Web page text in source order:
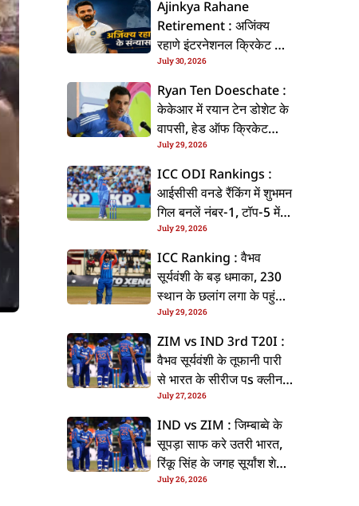
Ajinkya Rahane
Retirement : अजिंक्य
रहाणे इंटरनेशनल क्रिकेट से
ललें संन्यास, सोशल मीडिया
पs पोस्ट कs के कइलें एलान
July 30, 2026
Ryan Ten Doeschate :
केकेआर में रयान टेन डोशेट के
वापसी, हेड ऑफ क्रिकेट
स्ट्रेटजी के जिम्मेदारी संभरिहें
July 29, 2026
ICC ODI Rankings :
आईसीसी वनडे रैंकिंग में शुभमन
गिल बनलें नंबर-1, टॉप-5 में
भारत के तीन बल्लेबाज
July 29, 2026
ICC Ranking : वैभव
सूर्यवंशी के बड़ धमाका, 230
स्थान के छलांग लगा के पहुंचलें
48वां नंबर पs
July 29, 2026
ZIM vs IND 3rd T20I :
वैभव सूर्यवंशी के तूफानी पारी
से भारत के सीरीज पs क्लीन
स्वीप, जिम्बाब्वे 35 रन से
हारल
July 27, 2026
IND vs ZIM : जिम्बाब्वे के
सूपड़ा साफ करे उतरी भारत,
रिंकू सिंह के जगह सूर्यांश शेडगे
के मिल सकेला मवका
July 26, 2026